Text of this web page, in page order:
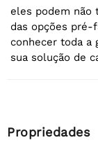
eles podem não
das opções pré-
conhecer toda a
sua solução de
Propriedades